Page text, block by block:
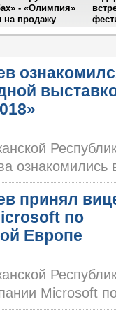
ознакомились
принял
по
Европе
Microsoft